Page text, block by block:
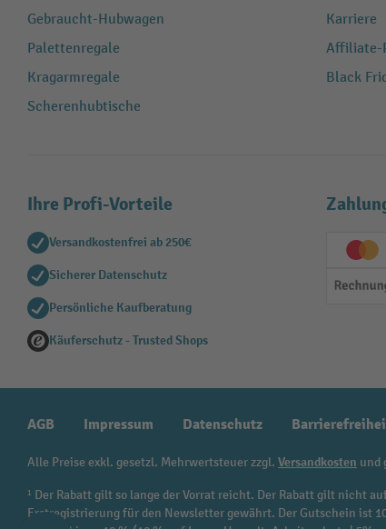
Gebraucht-Hubwagen
Palettenregale
Kragarmregale
Scherenhubtische
Karriere
Affiliate-
Black
Ihre Profi-Vorteile
Versandkostenfrei ab 250€
Sicherer Datenschutz
Persönliche Kaufberatung
Käuferschutz - Trusted Shops
AGB Impressum Datenschutz
Alle Preise exkl. gesetzl. Mehrwertsteuer zzgl. Versandkosten und
¹ Der Rabatt gilt so lange der Vorrat reicht. Der Rabatt gilt nicht
Erstregistrierung für den Newsletter gewährt. Der Gutschein ist